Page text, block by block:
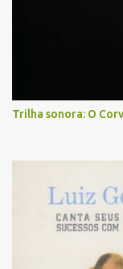
Trilha sonora: O